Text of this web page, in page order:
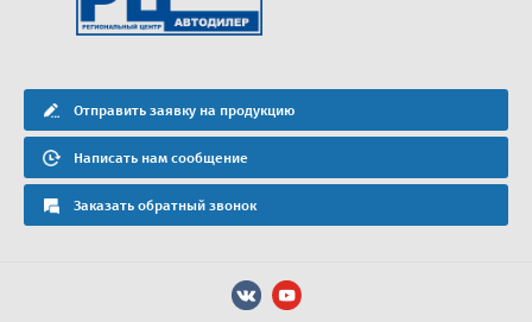
Отправить заявку на продукцию
Написать нам сообщение
Заказать обратный звонок